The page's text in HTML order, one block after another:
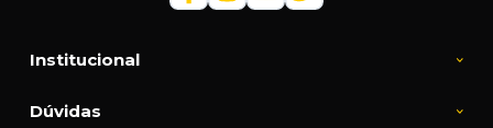
Institucional
Dúvidas